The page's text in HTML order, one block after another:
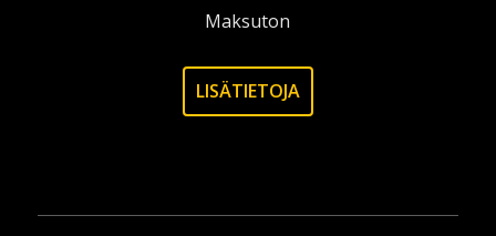
Maksuton
LISÄTIETOJA